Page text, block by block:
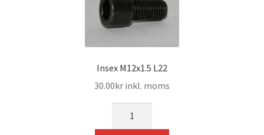
Insex M12x1.5 L22
30.00kr inkl. moms